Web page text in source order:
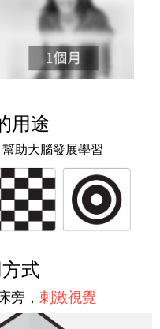
用途
助大腦發展學習
式
旁， 刺激視覺